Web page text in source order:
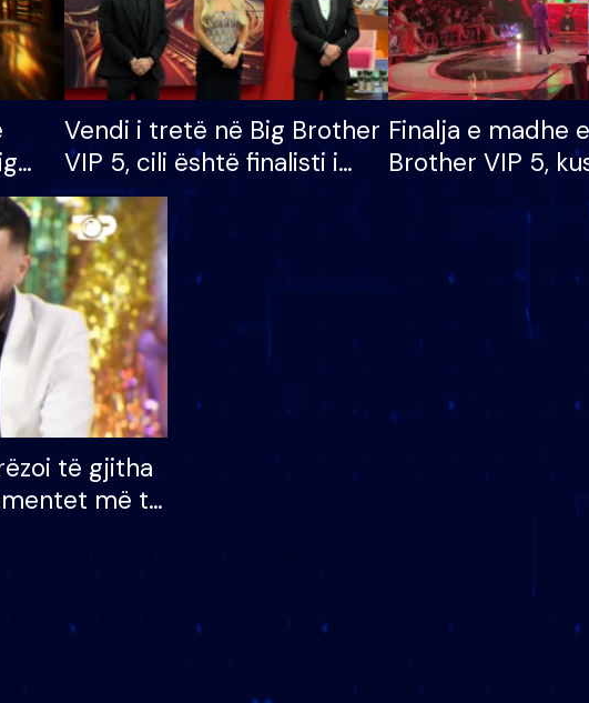
Vendi i tretë në Big Brother
VIP 5, cili është finalisti i
radhës që lë shtëpinë
Finalja e madhe
Brother VIP 5,
banori i parë që
dhe humb
të fituar çmimin
të gjitha
më të
kur…